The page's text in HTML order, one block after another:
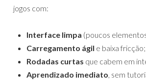
jogos com:
Interface limpa (poucos
Carregamento ágil e baixa fricção;
Rodadas curtas que cabem em
Aprendizado imediato, sem